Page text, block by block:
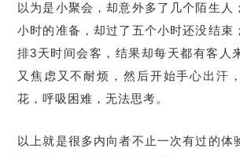
以为是小聚会，却意外多了几个陌生人
小时的准备，却过了五个小时还没结束
排3天时间会客，结果却每天都有客
又焦虑又不耐烦，然后开始手心出汗
花，呼吸困难，无法思考。
以上就是很多内向者不止一次有过的体